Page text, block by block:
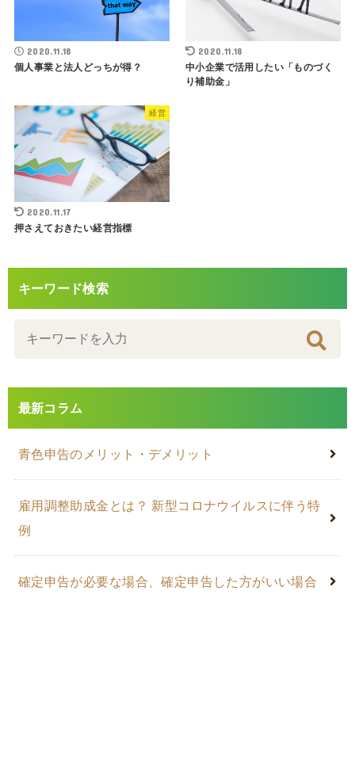
2020.11.18
個人事業と法人どっちが得？
2020.11.18
中小企業で活用したい「ものづく
り補助金」
経営
2020.11.17
押さえておきたい経営指標
キーワード検索
最新コラム
青色申告のメリット・デメリット
雇用調整助成金とは？ 新型コロナウイルスに伴う特
例
確定申告が必要な場合、確定申告した方がいい場合